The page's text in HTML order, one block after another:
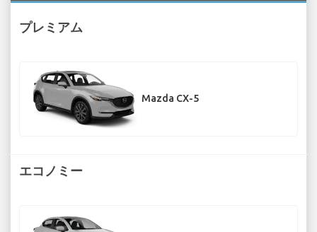
プレミアム
Mazda CX-5
エコノミー